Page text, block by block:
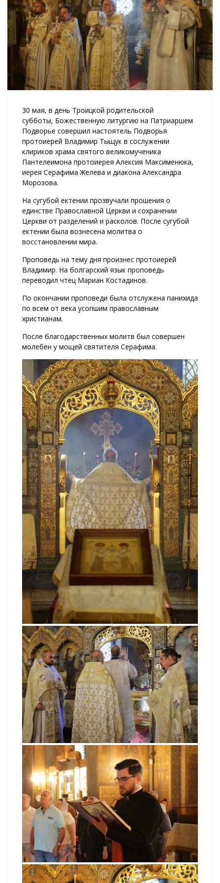
30 мая, в день Троицкой родительской
субботы, Божественную литургию на Патриаршем
Подворье совершил настоятель Подворья
протоиерей Владимир Тыщук в сослужении
клириков храма святого великомученика
Пантелеимона протоиерея Алексия Максименюка,
иерея Серафима Желева и диакона Александра
Морозова.
На сугубой ектении прозвучали прошения о
единстве Православной Церкви и сохранении
Церкви от разделений и расколов. После сугубой
ектении была вознесена молитва о
восстановлении мира.
Проповедь на тему дня произнес протоиерей
Владимир. На болгарский язык проповедь
переводил чтец Мариан Костадинов.
По окончании проповеди была отслужена панихида
по всем от века усопшим православным
христианам.
После благодарственных молитв был совершен
молебен у мощей святителя Серафима.